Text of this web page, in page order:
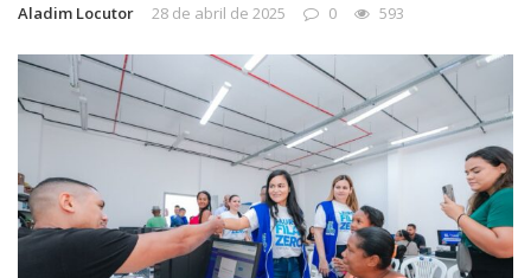
Aladim Locutor 28 de abril de 2025 0 593